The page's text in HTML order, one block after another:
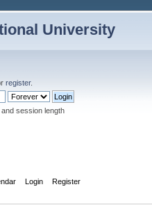
University
register.
session length
Login Register